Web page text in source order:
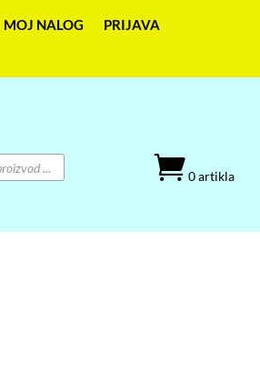
MOJ NALOG
PRIJAVA
0 artikla